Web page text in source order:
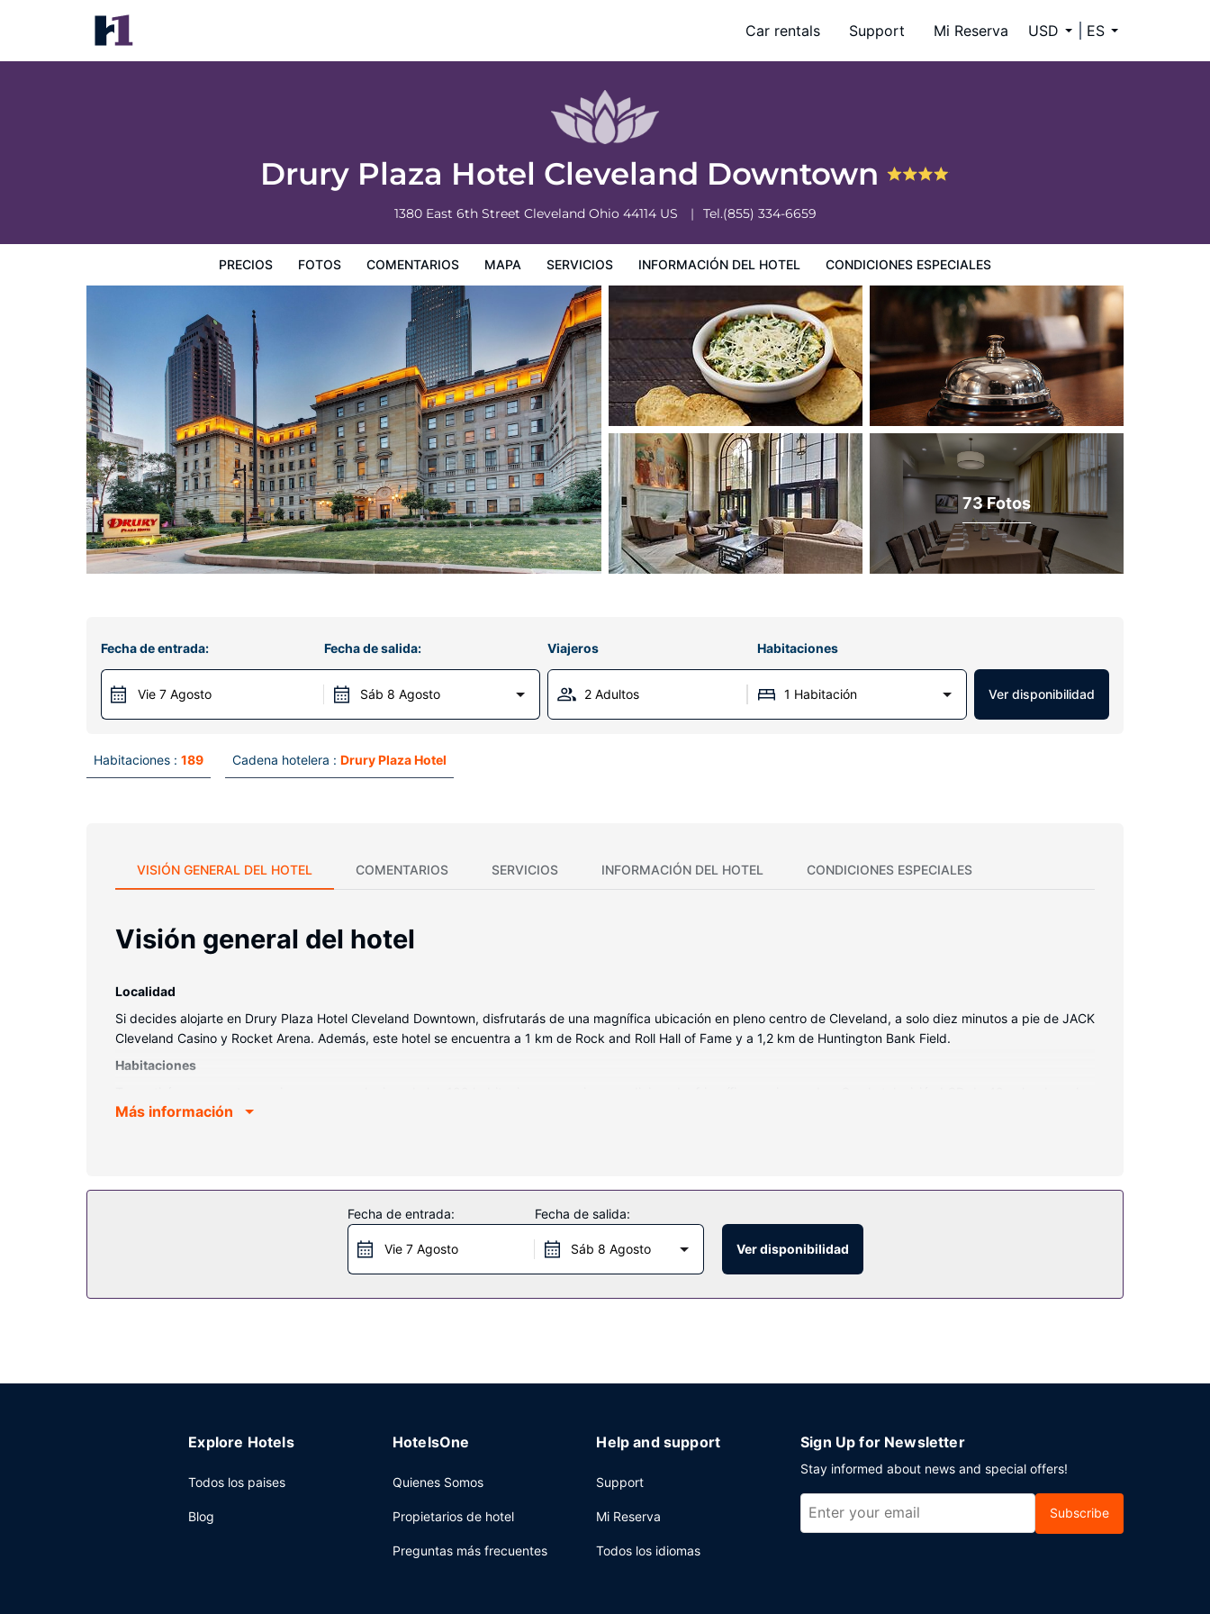
Car rentals Support Mi Reserva USD ES
Drury Plaza Hotel Cleveland Downtown
1380 East 6th Street Cleveland Ohio 44114 US Tel.(855) 334-6659
PRECIOS FOTOS COMENTARIOS MAPA SERVICIOS INFORMACIÓN DEL HOTEL CONDICIONES ESPECIALES
Drury Plaza Hotel Cleveland Downtown
Precios
73 Fotos
Fecha de entrada:
Vie 7 Agosto
Fecha de salida:
Sáb 8 Agosto
Viajeros Habitaciones
2 Adultos 1 Habitación Ver disponibilidad
Habitaciones : 189 Cadena hotelera : Drury Plaza Hotel
VISIÓN GENERAL DEL HOTEL COMENTARIOS SERVICIOS INFORMACIÓN DEL HOTEL CONDICIONES ESPECIALES
Visión general del hotel
Localidad
Si decides alojarte en Drury Plaza Hotel Cleveland Downtown, disfrutarás de una magnífica ubicación en pleno centro de Cleveland, a solo diez minutos a pie de JACK
Cleveland Casino y Rocket Arena. Además, este hotel se encuentra a 1 km de Rock and Roll Hall of Fame y a 1,2 km de Huntington Bank Field.
Habitaciones
conexión wifi gratis, tienes para elegir a la hora de entretenerte. El baño privado con ducha y bañera combinadas está provisto de artículos de higiene personal
Drury Plaza Hotel Cleveland Downtown te ofrece la posibilidad de tomar algo en The Teacher's Lounge, aunque también puedes ir a un bar-cafetería. Disfruta de un
detalle de bienvenida gratuito organizado por la recepción todos los días, donde podrás conocer a otros huéspedes mientras tomas un bocado. Apaga la sed con tu
bebida favorita en el bar o lounge. El desayuno bufé gratuito se ofrece entre semana de 06:00 a 09:00, mientras que el horario de sábados y domingos es de 07:00
a 10:00.
Más información
Fecha de entrada:
Vie 7 Agosto
Fecha de salida:
Sáb 8 Agosto Ver disponibilidad
Explore Hotels
Todos los paises
Blog
HotelsOne
Quienes Somos
Propietarios de hotel
Preguntas más frecuentes
Help and support
Support
Mi Reserva
Todos los idiomas
Sign Up for Newsletter
Stay informed about news and special offers!
Subscribe